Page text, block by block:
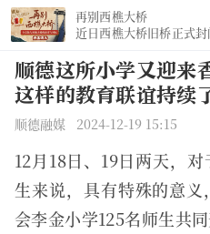
再别西樵大桥
顺德这所小学又迎来
这样的教育联谊持续
顺德融媒 2024-12-19 15:15
12月18日、19日两天，
生来说，具有特殊的意
会李金小学125名师生共